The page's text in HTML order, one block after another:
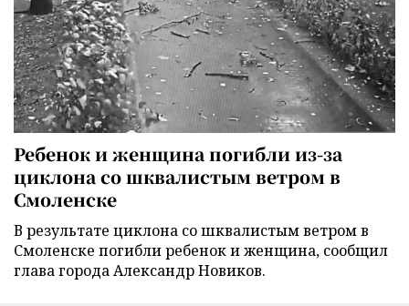
Ребенок и женщина погибли из-за
циклона со шквалистым ветром в
Смоленске
В результате циклона со шквалистым ветром в
Смоленске погибли ребенок и женщина, сообщил
глава города Александр Новиков.